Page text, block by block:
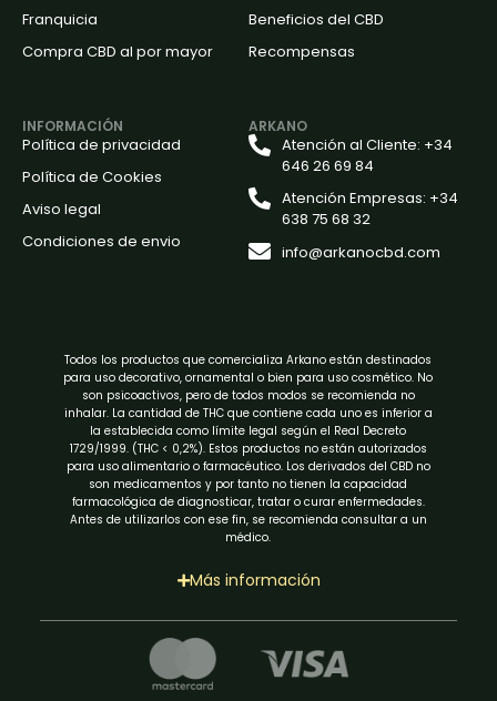
Franquicia
Compra CBD al por mayor
Beneficios del CBD
Recompensas
INFORMACIÓN
Política de privacidad
Política de Cookies
Aviso legal
Condiciones de envio
ARKANO
Atención al Cliente: +34
646 26 69 84
Atención Empresas: +34
638 75 68 32
info@arkanocbd.com
Todos los productos que comercializa Arkano están destinados
para uso decorativo, ornamental o bien para uso cosmético. No
son psicoactivos, pero de todos modos se recomienda no
inhalar. La cantidad de THC que contiene cada uno es inferior a
la establecida como límite legal según el Real Decreto
1729/1999. (THC < 0,2%). Estos productos no están autorizados
para uso alimentario o farmacéutico. Los derivados del CBD no
son medicamentos y por tanto no tienen la capacidad
farmacológica de diagnosticar, tratar o curar enfermedades.
Antes de utilizarlos con ese fin, se recomienda consultar a un
médico.
Más información